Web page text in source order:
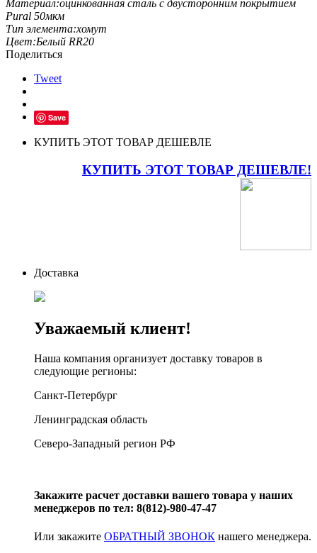
Материал:оцинкованная сталь с двусторонним покрытием
Pural 50мкм
Тип элемента:хомут
Цвет:Белый RR20
Поделиться
Tweet
Save
КУПИТЬ ЭТОТ ТОВАР ДЕШЕВЛЕ
КУПИТЬ ЭТОТ ТОВАР ДЕШЕВЛЕ!
Доставка
Уважаемый клиент!
Наша компания организует доставку товаров в
следующие регионы:
Санкт-Петербург
Ленинградская область
Северо-Западный регион РФ
Закажите расчет доставки вашего товара у наших
менеджеров по тел: 8(812)-980-47-47
Или закажите ОБРАТНЫЙ ЗВОНОК нашего менеджера.